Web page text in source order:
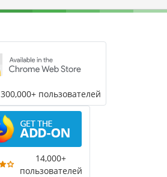
300,000+ пользователей
14,000+
пользователей